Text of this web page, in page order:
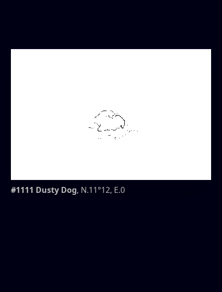
#1111 Dusty Dog, N.11°12, E.0